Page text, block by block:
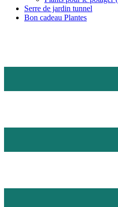
Serre de jardin tunnel
Bon cadeau Plantes